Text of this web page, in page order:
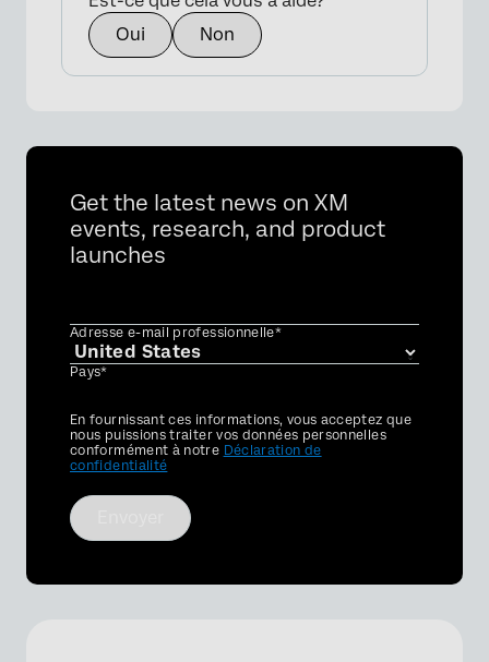
Oui
Non
Get the latest news on XM
events, research, and product
launches
Adresse e-mail professionnelle*
Pays*
Privacy
Optin
En fournissant ces informations, vous acceptez que
nous puissions traiter vos données personnelles
conformément à notre Déclaration de
confidentialité